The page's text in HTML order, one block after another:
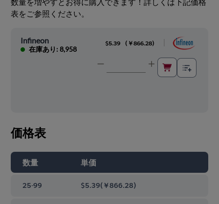
表をご参照ください。
Infineon
在庫あり: 8,958
$5.39 ( ￥866.28)
価格表
数量 単価
25-99 $5.39(￥866.28)